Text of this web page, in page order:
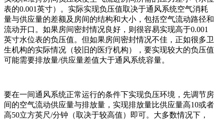
表的0.001英寸）。实际实现负压值取决于通风系统空气消耗
量与供应量的差额及房间的结构和大小，包括空气流动路径和
流动开口。如果房间密封情况良好，则很容易实现高于0.001
英寸水位表的负压值。但如果房间密封情况不佳，正如很多卫
生机构的实际情况（较旧的医疗机构），要实现较大的负压值
可能需要排放量/供应量差值大于通风系统容量。
要在一间通风系统正常运行的条件下实现负压环境，先调节房
间的空气流动供应量与排放量，实现排放量比供应量高10或者
高50立方英尺/分钟（取决于较高值）即可。大多数情况下，